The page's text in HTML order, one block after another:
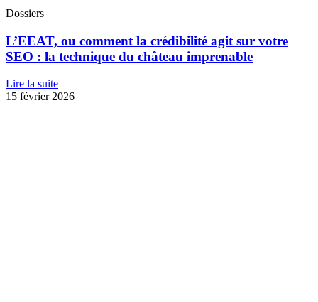
Dossiers
L’EEAT, ou comment la crédibilité agit sur votre
SEO : la technique du château imprenable
Lire la suite
15 février 2026